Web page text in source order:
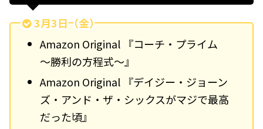
3月3日（金）
Amazon Original 『コーチ・プライム
〜勝利の方程式〜』
Amazon Original 『デイジー・ジョーン
ズ・アンド・ザ・シックスがマジで最高
だった頃』